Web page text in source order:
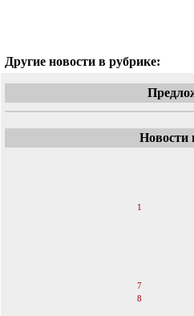
Другие новости в рубрике:
Новости
1
7
8